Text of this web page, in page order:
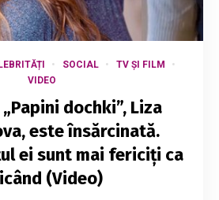
SOCIAL
TV ȘI FILM
VIDEO
dochki”, Liza
este însărcinată.
ei sunt mai fericiți ca
(Video)